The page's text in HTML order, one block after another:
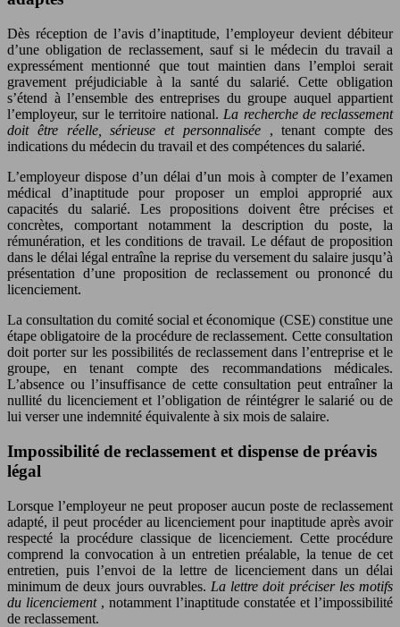
Dès réception de l’avis d’inaptitude, l’employeur devient débiteur
d’une obligation de reclassement, sauf si le médecin du travail a
expressément mentionné que tout maintien dans l’emploi serait
gravement préjudiciable à la santé du salarié. Cette obligation
s’étend à l’ensemble des entreprises du groupe auquel appartient
l’employeur, sur le territoire national. La recherche de reclassement
doit être réelle, sérieuse et personnalisée , tenant compte des
indications du médecin du travail et des compétences du salarié.
L’employeur dispose d’un délai d’un mois à compter de l’examen
médical d’inaptitude pour proposer un emploi approprié aux
capacités du salarié. Les propositions doivent être précises et
concrètes, comportant notamment la description du poste, la
rémunération, et les conditions de travail. Le défaut de proposition
dans le délai légal entraîne la reprise du versement du salaire jusqu’à
présentation d’une proposition de reclassement ou prononcé du
licenciement.
La consultation du comité social et économique (CSE) constitue une
étape obligatoire de la procédure de reclassement. Cette consultation
doit porter sur les possibilités de reclassement dans l’entreprise et le
groupe, en tenant compte des recommandations médicales.
L’absence ou l’insuffisance de cette consultation peut entraîner la
nullité du licenciement et l’obligation de réintégrer le salarié ou de
lui verser une indemnité équivalente à six mois de salaire.
Impossibilité de reclassement et dispense de préavis
légal
Lorsque l’employeur ne peut proposer aucun poste de reclassement
adapté, il peut procéder au licenciement pour inaptitude après avoir
respecté la procédure classique de licenciement. Cette procédure
comprend la convocation à un entretien préalable, la tenue de cet
entretien, puis l’envoi de la lettre de licenciement dans un délai
minimum de deux jours ouvrables. La lettre doit préciser les motifs
du licenciement , notamment l’inaptitude constatée et l’impossibilité
de reclassement.